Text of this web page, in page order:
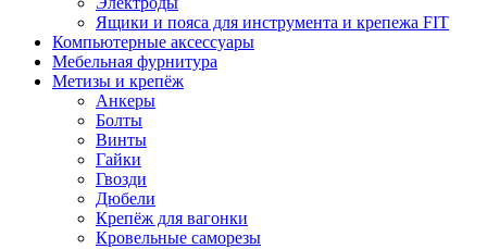
Ящики и пояса для инструмента и крепежа FIT
Компьютерные аксессуары
Мебельная фурнитура
Метизы и крепёж
Анкеры
Болты
Винты
Гайки
Гвозди
Дюбели
Крепёж для вагонки
Кровельные саморезы